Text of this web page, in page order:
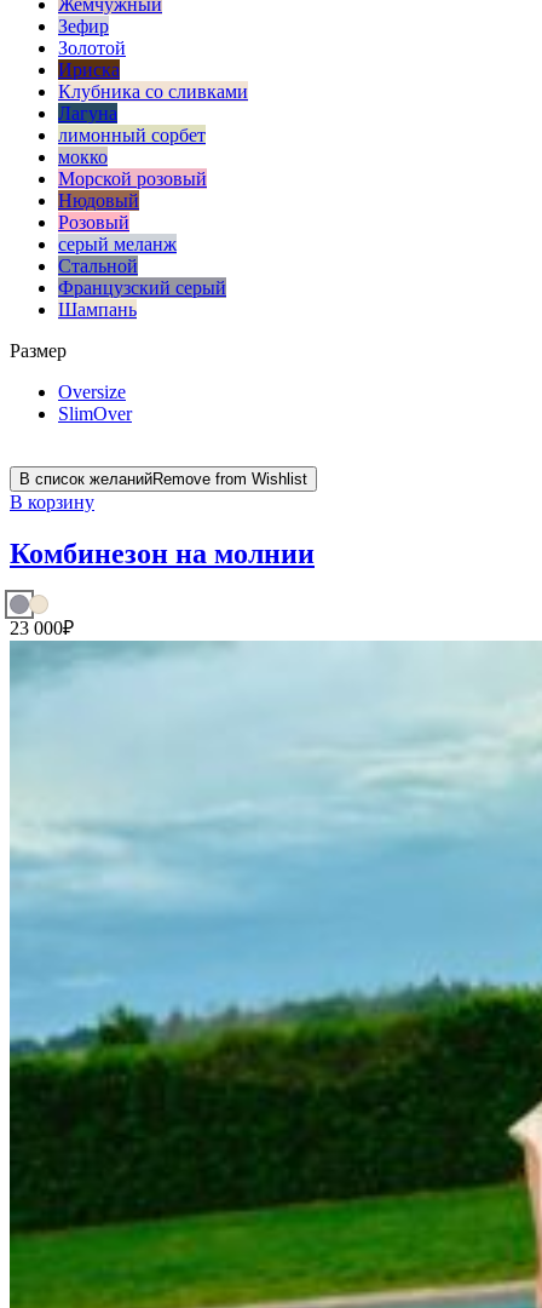
Зефир
Золотой
Ириска
Клубника со сливками
Лагуна
лимонный сорбет
мокко
Морской розовый
Нюдовый
Розовый
серый меланж
Стальной
Французский серый
Шампань
Размер
Oversize
SlimOver
В список желанийRemove from Wishlist
В корзину
Комбинезон на молнии
23 000₽